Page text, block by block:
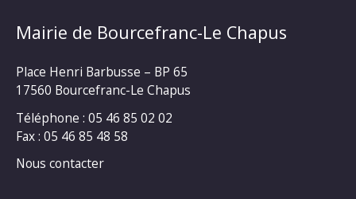
Mairie de Bourcefranc-Le Chapus
Place Henri Barbusse – BP 65
17560 Bourcefranc-Le Chapus
Téléphone : 05 46 85 02 02
Fax : 05 46 85 48 58
Nous contacter